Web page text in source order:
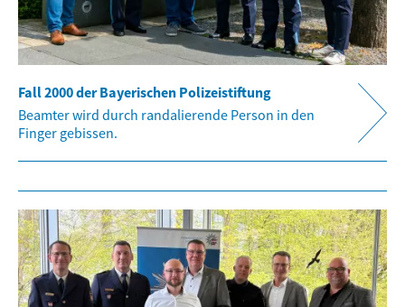
Fall 2000 der Bayerischen Polizeistiftung
Beamter wird durch randalierende Person in den
Finger gebissen.